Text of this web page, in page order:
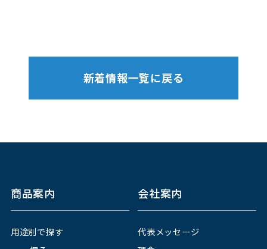
新着情報一覧に戻る
商品案内
用途別で探す
会社案内
代表メッセージ